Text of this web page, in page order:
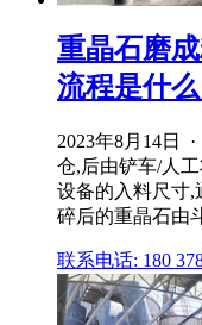
重晶石磨
流程是什么
2023年8月14日
仓,后由铲车/人
设备的入料尺寸,
碎后的重晶石由
联系电话: 180